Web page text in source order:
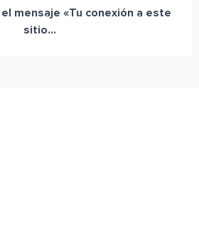
mensaje «Tu conexión a este
sitio...